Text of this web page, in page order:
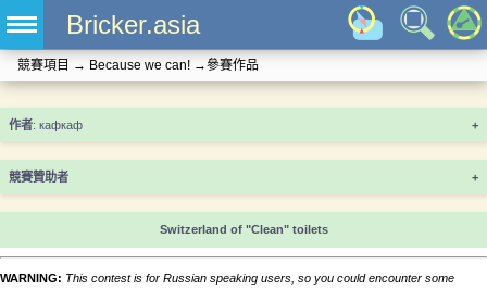
Bricker.asia
競賽項目 → Because we can! →參賽作品
+
競賽贊助者 +
Switzerland of "Clean" toilets
WARNING: This contest is for Russian speaking users, so you could encounter some